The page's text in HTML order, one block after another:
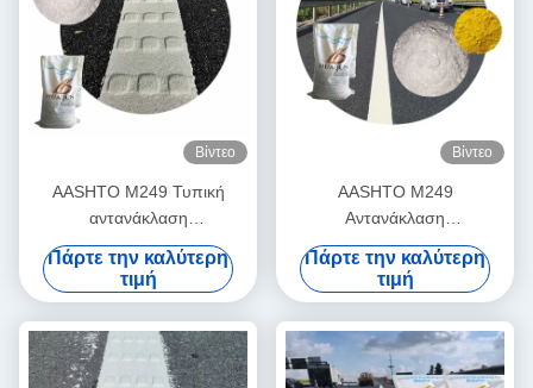
Βίντεο
AASHTO M249 Τυπική
αντανάκλαση
θερμοπλαστικής βαφής για
ανθεκτική οδική σήμανση
Πάρτε την καλύτερη
τιμή
Βίντεο
AASHTO M249
Αντανάκλαση
θερμοπλαστικής μπογιάς για
μακροχρόνιες και ανθεκτικές
οδικές πινακίδες σε
αυτοκινητόδρομους
Πάρτε την καλύτερη
τιμή